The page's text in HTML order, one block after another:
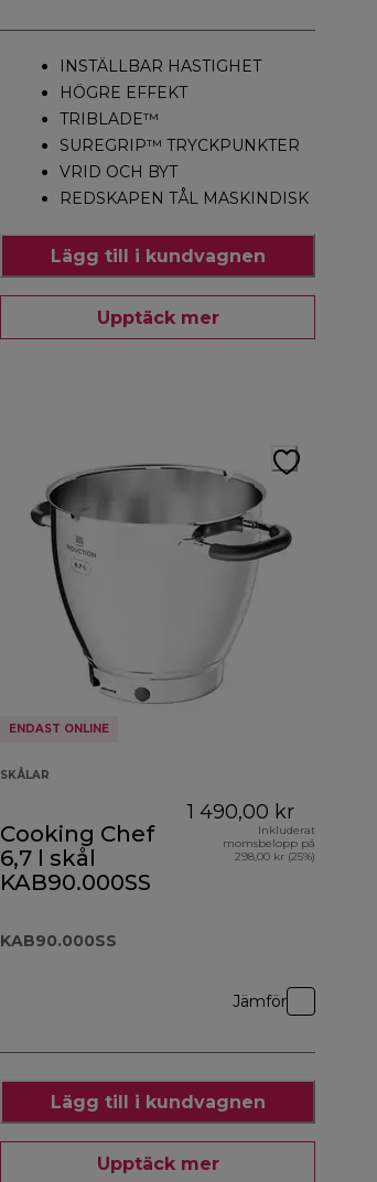
INSTÄLLBAR HASTIGHET
HÖGRE EFFEKT
TRIBLADE™
SUREGRIP™ TRYCKPUNKTER
VRID OCH BYT
REDSKAPEN TÅL MASKINDISK
Lägg till i kundvagnen
Upptäck mer
ENDAST ONLINE
SKÅLAR
Cooking Chef
6,7 l skål
KAB90.000SS
KAB90.000SS
1 490,00 kr
Inkluderat
momsbelopp på
298,00 kr (25%)
Jämför
Lägg till i kundvagnen
Upptäck mer